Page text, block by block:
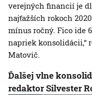
verejných financií je
najťažších rokoch
mínus ročný. Fico ide
napriek konsolidácii,“
Matovič.
Ďalšej vlne
redaktor Silvester